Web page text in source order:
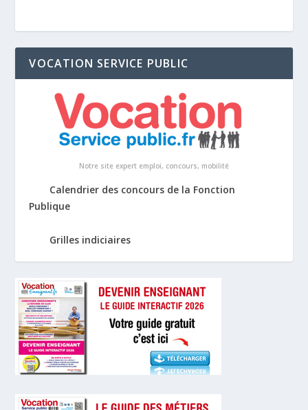
VOCATION SERVICE PUBLIC
Notre site expert emploi, concours, mobilité
Calendrier des concours de la Fonction
Publique
Grilles indiciaires